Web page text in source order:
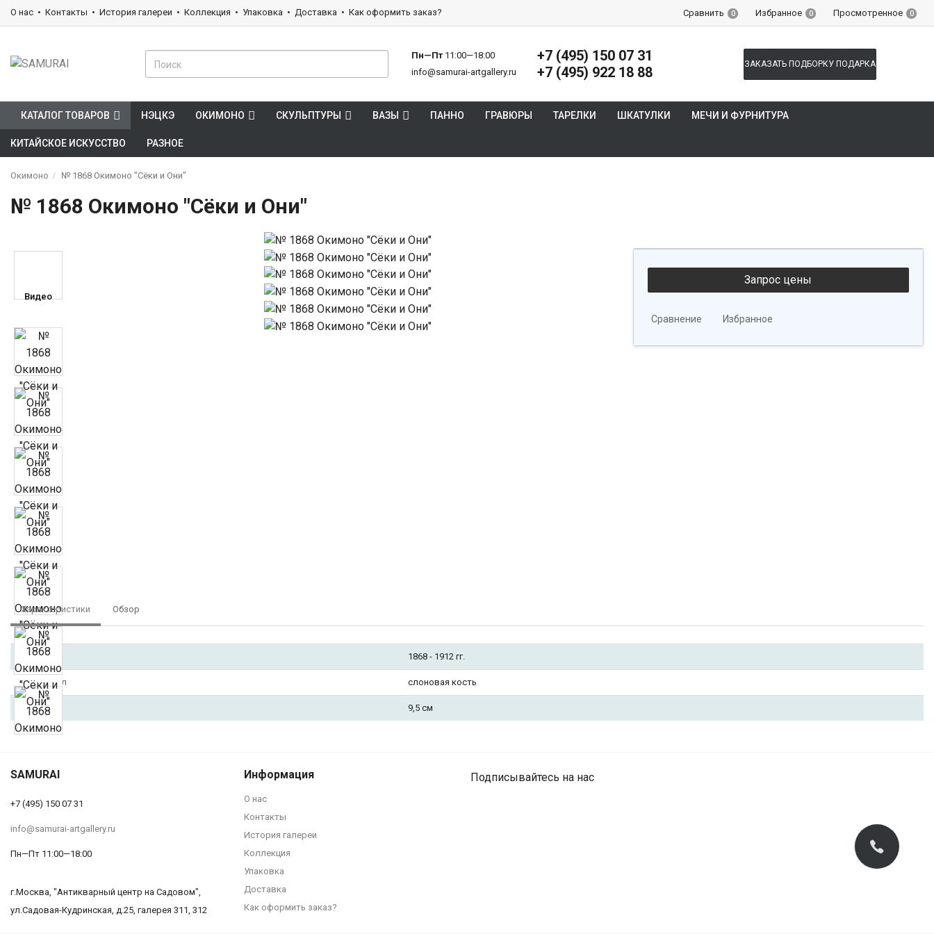
О нас Контакты История галереи Коллекция Упаковка Доставка Как оформить заказ? Сравнить 0 Избранное 0 Просмотренное 0
Пн—Пт 11:00—18:00
info@samurai-artgallery.ru
+7 (495) 150 07 31
+7 (495) 922 18 88
ЗАКАЗАТЬ ПОДБОРКУ ПОДАРКА
КАТАЛОГ ТОВАРОВ НЭЦКЭ ОКИМОНО СКУЛЬПТУРЫ ВАЗЫ ПАННО ГРАВЮРЫ ТАРЕЛКИ ШКАТУЛКИ МЕЧИ И ФУРНИТУРА
КИТАЙСКОЕ ИСКУССТВО РАЗНОЕ
Окимоно № 1868 Окимоно "Сёки и Они"
№ 1868 Окимоно "Сёки и Они"
Видео
Сравнение Избранное
Характеристики Обзор
Период 1868 - 1912 гг.
Материал слоновая кость
Размер 9,5 см
№ 1868 Окимоно "Сёки и Они"
SAMURAI
+7 (495) 150 07 31
info@samurai-artgallery.ru
Пн—Пт 11:00—18:00
г.Москва, "Антикварный центр на Садовом",
ул.Садовая-Кудринская, д.25, галерея 311, 312
Информация
О нас
Контакты
История галереи
Коллекция
Упаковка
Доставка
Как оформить заказ?
Подписывайтесь на нас